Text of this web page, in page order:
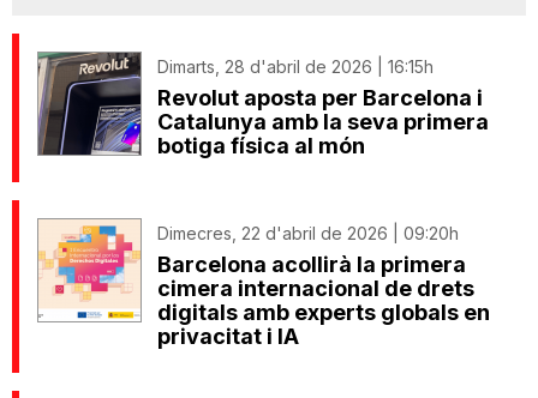
Dimarts, 28 d'abril de 2026 | 16:15h
Revolut aposta per Barcelona i
Catalunya amb la seva primera
botiga física al món
Dimecres, 22 d'abril de 2026 | 09:20h
Barcelona acollirà la primera
cimera internacional de drets
digitals amb experts globals en
privacitat i IA